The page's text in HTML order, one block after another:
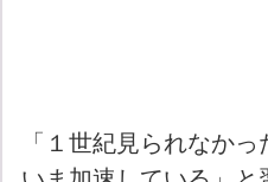
「１世紀見られなか